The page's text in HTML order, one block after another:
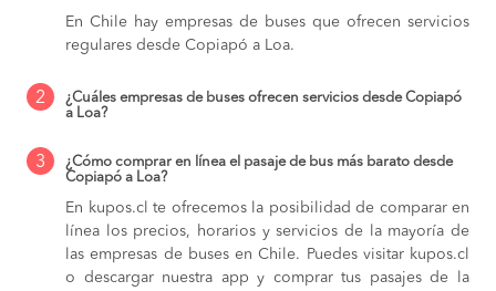
En Chile hay empresas de buses que ofrecen servicios
regulares desde Copiapó a Loa.
2
¿Cuáles empresas de buses ofrecen servicios desde Copiapó
a Loa?
3
¿Cómo comprar en línea el pasaje de bus más barato desde
Copiapó a Loa?
En kupos.cl te ofrecemos la posibilidad de comparar en
línea los precios, horarios y servicios de la mayoría de
las empresas de buses en Chile. Puedes visitar kupos.cl
o descargar nuestra app y comprar tus pasajes de la